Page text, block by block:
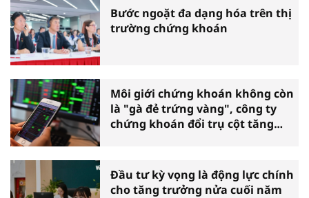
Bước ngoặt đa dạng hóa trên thị
trường chứng khoán
Môi giới chứng khoán không còn
là "gà đẻ trứng vàng", công ty
chứng khoán đổi trụ cột tăng
Đầu tư kỳ vọng là động lực chính
cho tăng trưởng nửa cuối năm